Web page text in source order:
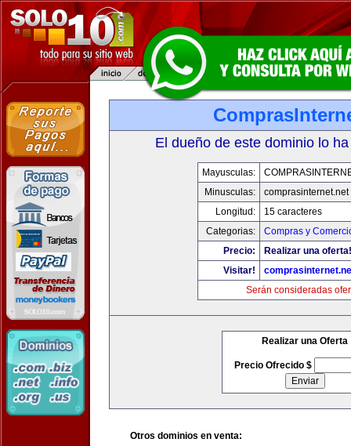
El dueño de este dominio lo
Mayusculas:
Minusculas:
comprasinternet.net
Longitud:
15 caracteres
Categorias:
Compras y
Precio:
Realizar una oferta!
Visitar!
Serán consideradas
Realizar una Oferta
Precio Ofrecido $
Otros dominios en venta: